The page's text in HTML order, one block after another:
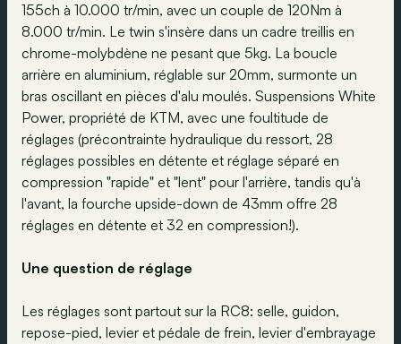
155ch à 10.000 tr/min, avec un couple de 120Nm à
8.000 tr/min. Le twin s'insère dans un cadre treillis en
chrome-molybdène ne pesant que 5kg. La boucle
arrière en aluminium, réglable sur 20mm, surmonte un
bras oscillant en pièces d'alu moulés. Suspensions White
Power, propriété de KTM, avec une foultitude de
réglages (précontrainte hydraulique du ressort, 28
réglages possibles en détente et réglage séparé en
compression "rapide" et "lent" pour l'arrière, tandis qu'à
l'avant, la fourche upside-down de 43mm offre 28
réglages en détente et 32 en compression!).
Une question de réglage
Les réglages sont partout sur la RC8: selle, guidon,
repose-pied, levier et pédale de frein, levier d'embrayage